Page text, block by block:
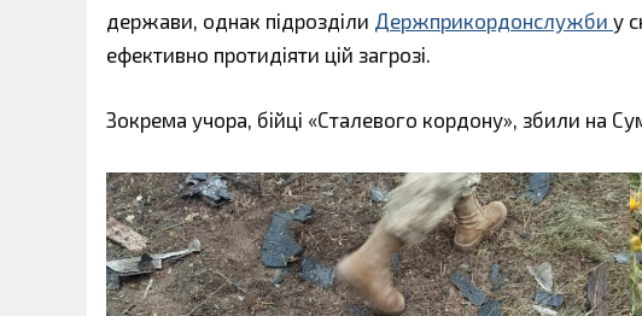
держави, однак підрозділи Держприкордонслужби у
ефективно протидіяти цій загрозі.
Зокрема учора, бійці «Сталевого кордону», збили на